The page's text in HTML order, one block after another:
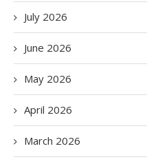
July 2026
June 2026
May 2026
April 2026
March 2026